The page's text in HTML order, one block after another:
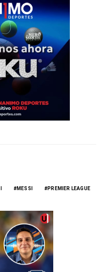
MESSI PREMIER LEAGUE